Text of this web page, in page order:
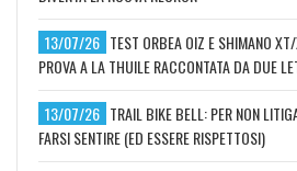
13/07/26 TEST ORBEA OIZ E SHIMANO
PROVA A LA THUILE RACCONTATA DA DUE
13/07/26 TRAIL BIKE BELL: PER NON
FARSI SENTIRE (ED ESSERE RISPETTOSI)